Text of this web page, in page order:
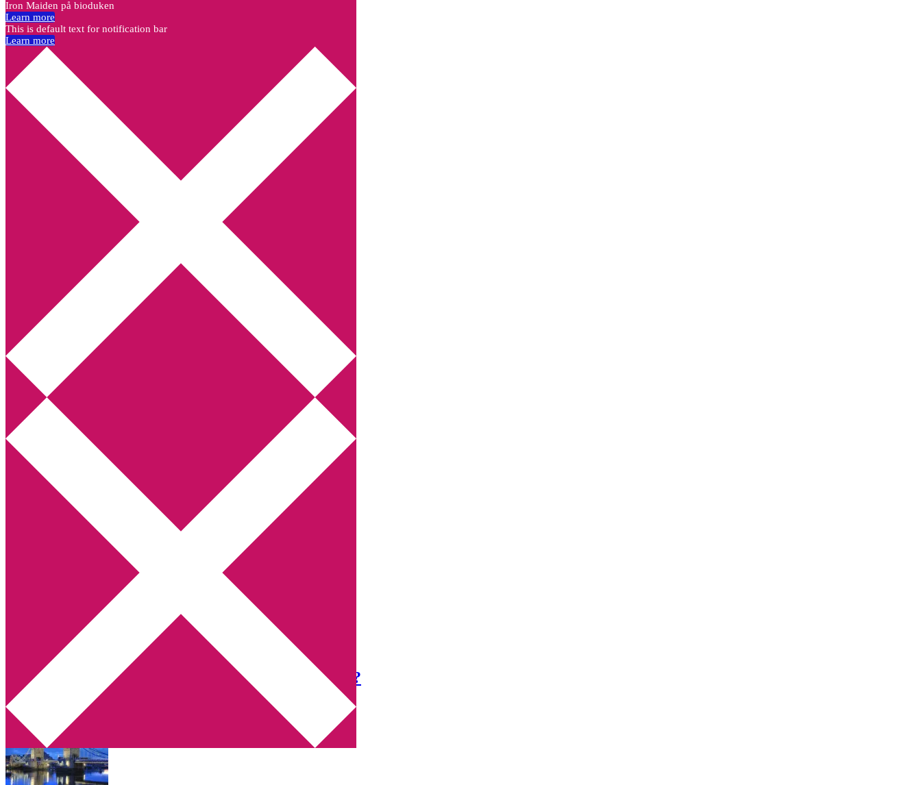
Annikas litteratur- och kulturblogg
Deckare, kriminalromaner, thrillers
Hem
Boktolva
Författarfemman
Kontakt
Webbshop Amazon
Utskriftscentralen
Min tv-blogg
You are here:Home Archives for Resa
Vem mer vill åka på en resa i litteraturens tecken?
2013-10-14 Annika
Iron Maiden på bioduken
Learn more
This is default text for notification bar
Learn more